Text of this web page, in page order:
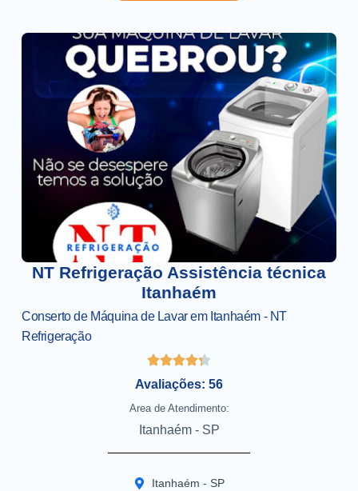
NT Refrigeração Assistência técnica
Itanhaém
Conserto de Máquina de Lavar em Itanhaém - NT
Refrigeração
Avaliações: 56
Area de Atendimento:
Itanhaém - SP
Itanhaém - SP